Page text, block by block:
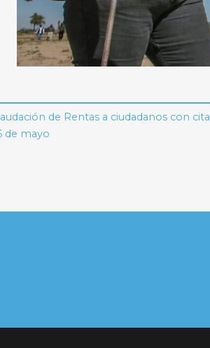
de Rentas a ciudadanos con cita
de mayo